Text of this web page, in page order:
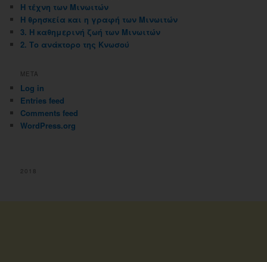
Η τέχνη των Μινωιτών
Η θρησκεία και η γραφή των Μινωιτών
3. Η καθημερινή ζωή των Μινωιτών
2. Το ανάκτορο της Κνωσού
META
Log in
Entries feed
Comments feed
WordPress.org
2018